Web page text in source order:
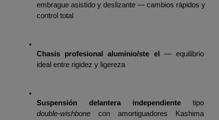
embrague asistido y deslizante — cambios rápidos y
control total
Chasis profesional aluminio/ste el
— equilibrio
ideal entre rigidez y ligereza
Suspensión delantera independiente
double‑wishbone con amortiguadores Kashima